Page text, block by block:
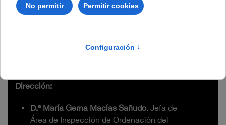
urbanística en Andalucía
Dirección:
D.ª María Gema Macías Sañudo. Jefa de
Área de Inspección de Ordenación del